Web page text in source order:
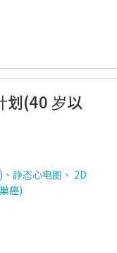
划(40 岁以
静态心电图、 2D
癌)